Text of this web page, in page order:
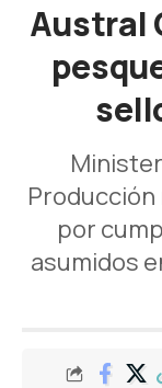
Austral
por
asumidos